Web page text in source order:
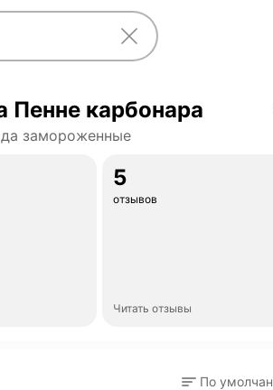
Пенне карбонара
замороженные
5
отзывов
Читать отзывы
По